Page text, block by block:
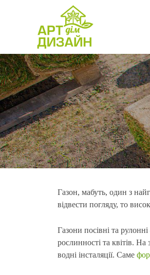
Газон, мабуть, один з
відвести погляду, то
Газони посівні та
рослинності та квітів.
водні інсталяції. Саме